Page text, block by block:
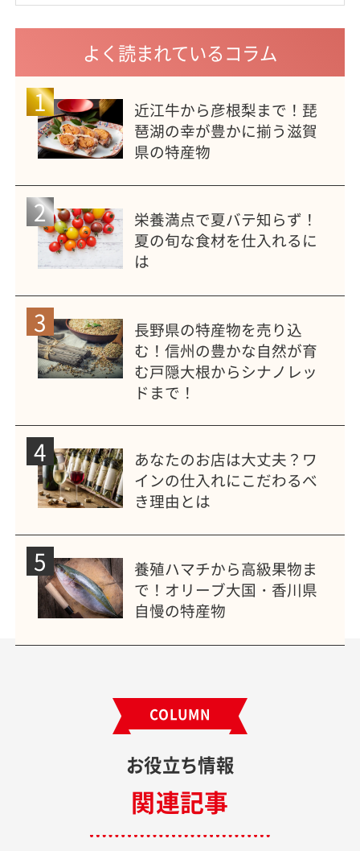
よく読まれているコラム
1
近江牛から彦根梨まで！琵
琶湖の幸が豊かに揃う滋賀
県の特産物
2
栄養満点で夏バテ知らず！
夏の旬な食材を仕入れるに
は
3
長野県の特産物を売り込
む！信州の豊かな自然が育
む戸隠大根からシナノレッ
ドまで！
4
あなたのお店は大丈夫？ワ
インの仕入れにこだわるべ
き理由とは
5
養殖ハマチから高級果物ま
で！オリーブ大国・香川県
自慢の特産物
COLUMN
お役立ち情報
関連記事